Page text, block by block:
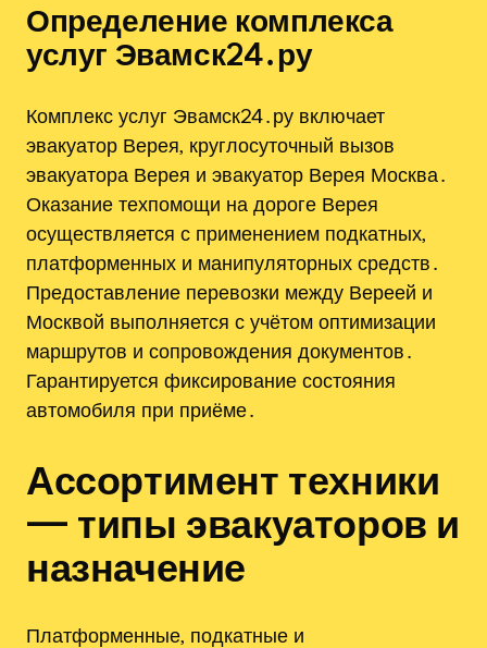
Определение комплекса
услуг Эвамск24․ру
Комплекс услуг Эвамск24․ру включает
эвакуатор Верея‚ круглосуточный вызов
эвакуатора Верея и эвакуатор Верея Москва․
Оказание техпомощи на дороге Верея
осуществляется с применением подкатных‚
платформенных и манипуляторных средств․
Предоставление перевозки между Вереей и
Москвой выполняется с учётом оптимизации
маршрутов и сопровождения документов․
Гарантируется фиксирование состояния
автомобиля при приёме․
Ассортимент техники
— типы эвакуаторов и
назначение
Платформенные‚ подкатные и